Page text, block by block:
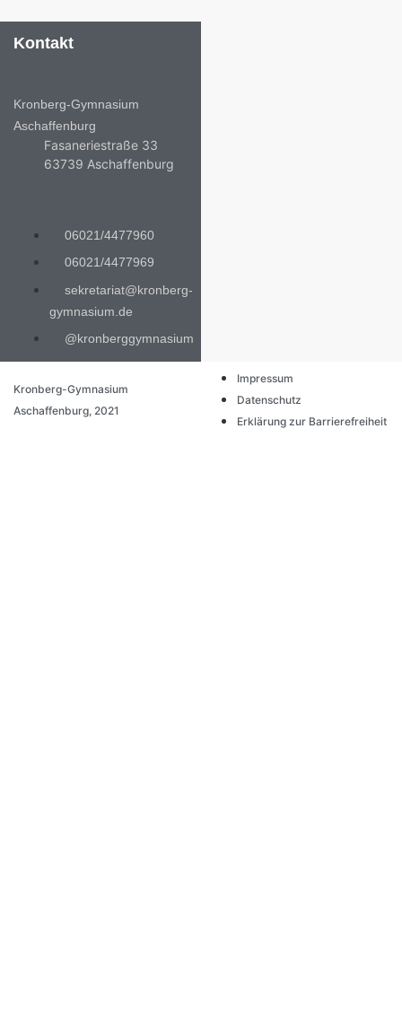
Kontakt
Kronberg-Gymnasium
Aschaffenburg
Fasaneriestraße 33
63739 Aschaffenburg
06021/4477960
06021/4477969
sekretariat@kronberg-
gymnasium.de
@kronberggymnasium
Kronberg-Gymnasium
Aschaffenburg, 2021
Impressum
Datenschutz
Erklärung zur Barrierefreiheit